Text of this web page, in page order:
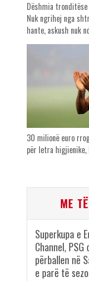
Dëshmia
Nuk ngrihej nga
hante, askush nuk
30 milionë euro
për letra higjienike,
ME
Superkupa e
Channel,
përballen në
e parë të